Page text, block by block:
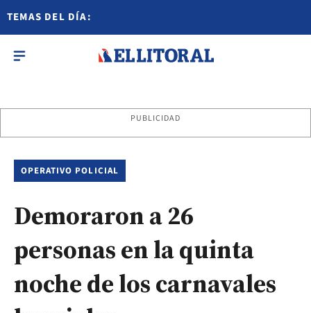
TEMAS DEL DÍA:
PUBLICIDAD
OPERATIVO POLICIAL
Demoraron a 26
personas en la quinta
noche de los carnavales